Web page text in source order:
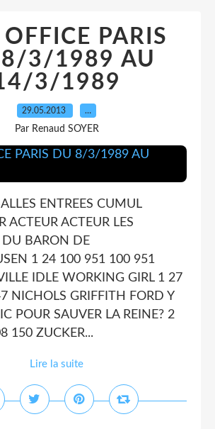
OFFICE PARIS
8/3/1989 AU
3/1989
29.05.2013 …
Par Renaud SOYER
ENTREES CUMUL
ACTEUR ACTEUR LES
DU BARON DE
1 24 100 951 100 951
IDLE WORKING GIRL 1 27
NICHOLS GRIFFITH FORD Y
POUR SAUVER LA REINE? 2
150 ZUCKER...
Lire la suite